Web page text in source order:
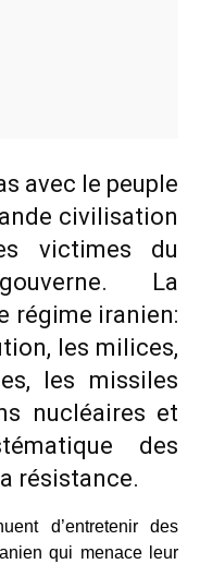
avec le peuple
civilisation
victimes du
La
régime iranien:
les milices,
les missiles
nucléaires et
des
résistance.
d’entretenir des
qui menace leur